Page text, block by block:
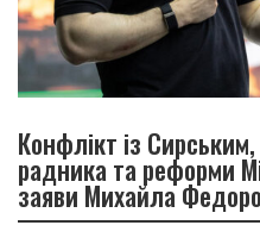
Конфлікт із
радника та реформи
заяви Михайла